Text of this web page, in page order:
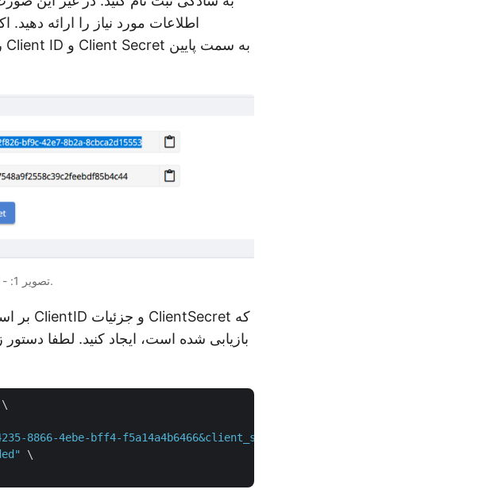
اطلاعات مورد نیاز را ارائه دهید.
تصویر 1: - اعتبار مشتری در داشبورد.
\
4ebe-bff4-
\